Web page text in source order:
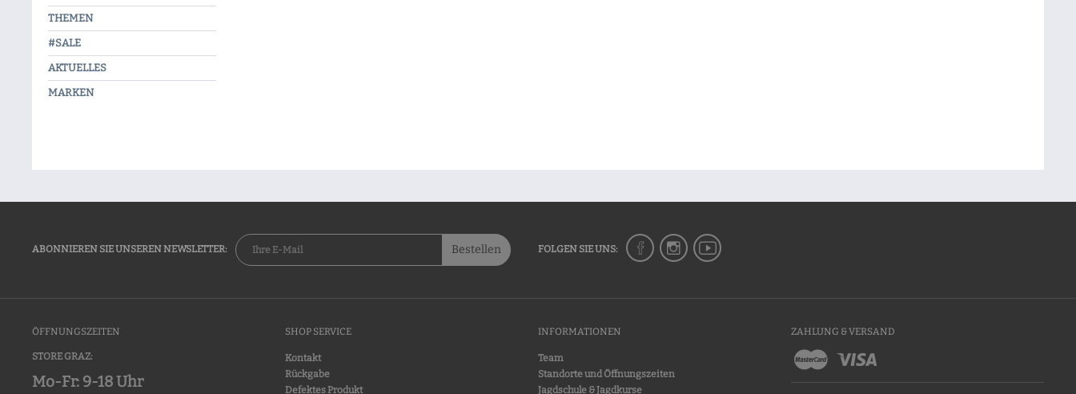
THEMEN
#SALE
AKTUELLES
MARKEN
ABONNIEREN SIE UNSEREN NEWSLETTER: Bestellen FOLGEN SIE UNS:
ÖFFNUNGSZEITEN
STORE GRAZ:
Mo-Fr: 9-18 Uhr
SHOP SERVICE
Kontakt
Rückgabe
Defektes Produkt
INFORMATIONEN
Team
Standorte und Öffnungszeiten
Jagdschule & Jagdkurse
ZAHLUNG & VERSAND